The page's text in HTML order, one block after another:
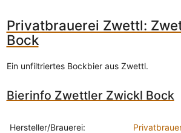
Privatbrauerei Zwettl:
Bock
Ein unfiltriertes Bockbier aus Zwettl.
Bierinfo Zwettler Zwickl Bock
Hersteller/Brauerei: